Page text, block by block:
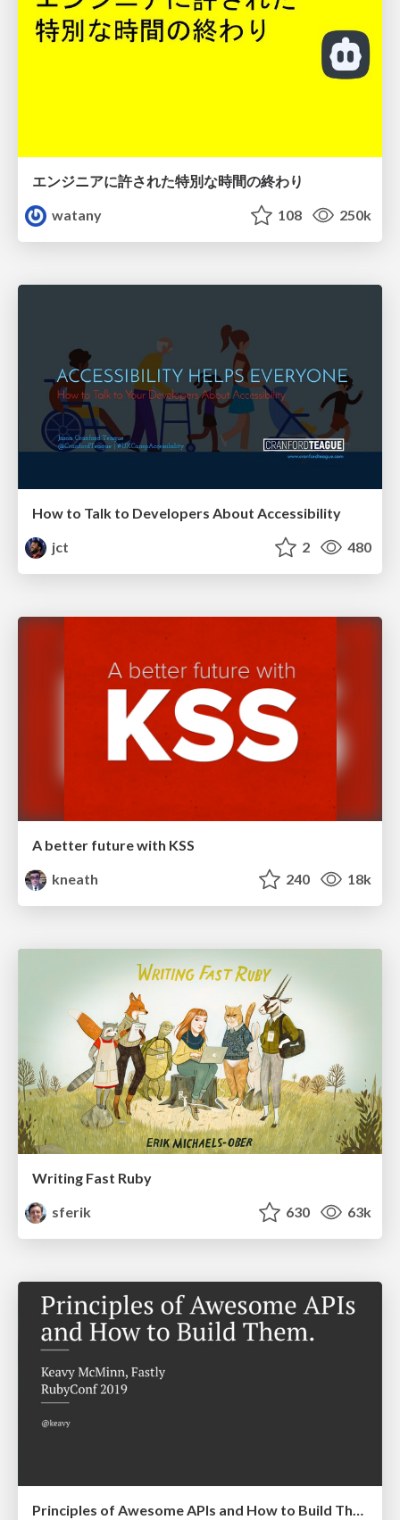
エンジニアに許された特別な時間の終わり
watany
108 250k
How to Talk to Developers About Accessibility
jct
2 480
A better future with KSS
kneath
240 18k
Writing Fast Ruby
sferik
630 63k
Principles of Awesome APIs and How to Build Them.